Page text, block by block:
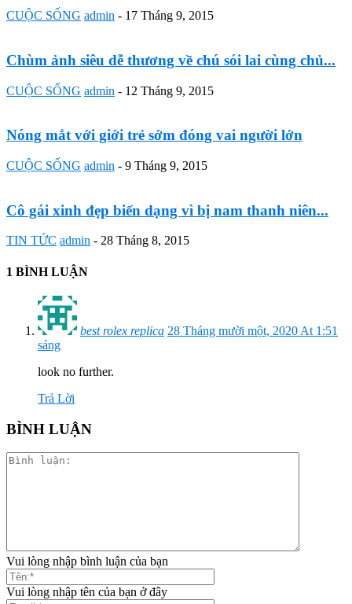
CUỘC SỐNG admin - 17 Tháng 9, 2015
Chùm ảnh siêu dễ thương về chú sói lai cùng chủ...
CUỘC SỐNG admin - 12 Tháng 9, 2015
Nóng mắt với giới trẻ sớm đóng vai người lớn
CUỘC SỐNG admin - 9 Tháng 9, 2015
Cô gái xinh đẹp biến dạng vì bị nam thanh niên...
TIN TỨC admin - 28 Tháng 8, 2015
1 BÌNH LUẬN
best rolex replica 28 Tháng mười một, 2020 At 1:51
sáng
look no further.
Trả Lời
BÌNH LUẬN
Vui lòng nhập bình luận của bạn
Vui lòng nhập tên của bạn ở đây